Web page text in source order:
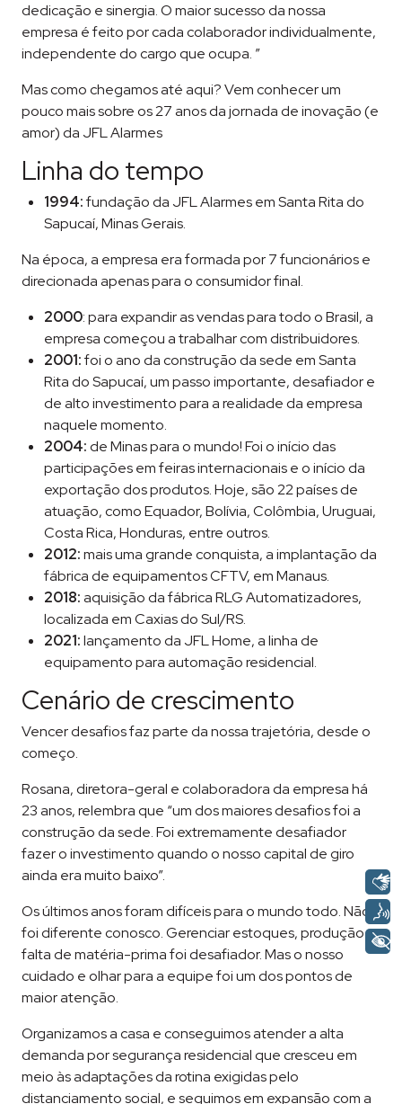
dedicação e sinergia. O maior sucesso da nossa
empresa é feito por cada colaborador individualmente,
independente do cargo que ocupa. ”
Mas como chegamos até aqui? Vem conhecer um
pouco mais sobre os 27 anos da jornada de inovação (e
amor) da JFL Alarmes
Linha do tempo
1994:fundação da JFL Alarmes em Santa Rita do
Sapucaí, Minas Gerais.
Na época, a empresa era formada por 7 funcionários e
direcionada apenas para o consumidor final.
2000: para expandir as vendas para todo o Brasil, a
empresa começou a trabalhar com distribuidores.
2001:foi o ano da construção da sede em Santa
Rita do Sapucaí, um passo importante, desafiador e
de alto investimento para a realidade da empresa
naquele momento.
2004:de Minas para o mundo! Foi o início das
participações em feiras internacionais e o início da
exportação dos produtos. Hoje, são 22 países de
atuação, como Equador, Bolívia, Colômbia, Uruguai,
Costa Rica, Honduras, entre outros.
2012:mais uma grande conquista, a implantação da
fábrica de equipamentos CFTV, em Manaus.
2018:aquisição da fábrica RLG Automatizadores,
localizada em Caxias do Sul/RS.
2021:lançamento da JFL Home, a linha de
equipamento para automação residencial.
Cenário de crescimento
Vencer desafios faz parte da nossa trajetória, desde o
começo.
Rosana, diretora-geral e colaboradora da empresa há
23 anos, relembra que “um dos maiores desafios foi a
construção da sede. Foi extremamente desafiador
fazer o investimento quando o nosso capital de giro
ainda era muito baixo”.
Os últimos anos foram difíceis para o mundo todo. Não
foi diferente conosco. Gerenciar estoques, produção e
falta de matéria-prima foi desafiador. Mas o nosso
cuidado e olhar para a equipe foi um dos pontos de
maior atenção.
Organizamos a casa e conseguimos atender a alta
demanda por segurança residencial que cresceu em
meio às adaptações da rotina exigidas pelo
distanciamento social, e seguimos em expansão com a